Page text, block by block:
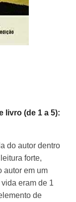
livro (de 1 a 5):
do autor dentro
forte,
autor em um
eram de 1
de